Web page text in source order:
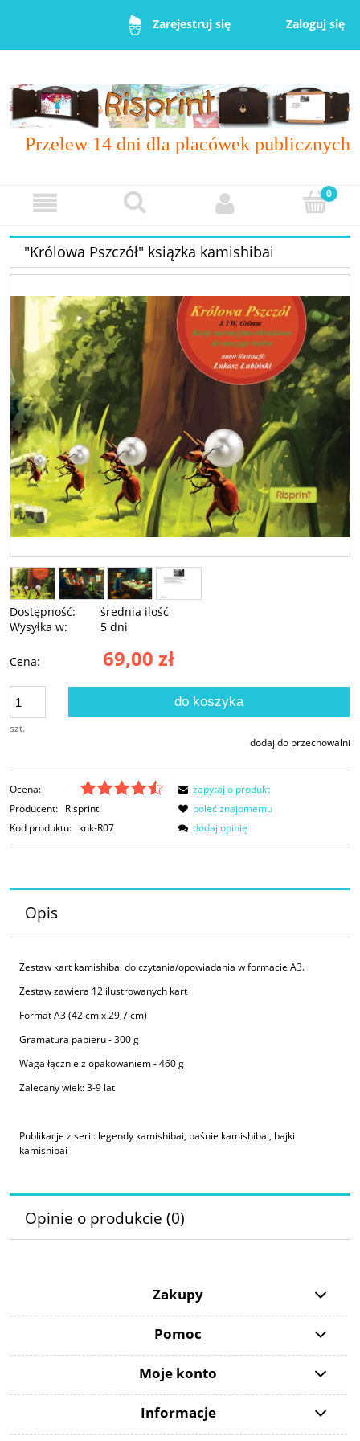
Zarejestruj się Zaloguj się
Przelew 14 dni dla placówek publicznych
"Królowa Pszczół" książka kamishibai
Dostępność:
średnia ilość
Wysyłka w:
5 dni
Cena: 69,00 zł
szt.
do koszyka
dodaj do przechowalni
Ocena:
Producent: Risprint
Kod produktu: knk-R07
zapytaj o produkt
poleć znajomemu
dodaj opinię
Opis
Zestaw kart kamishibai do czytania/opowiadania w formacie A3.
Zestaw zawiera 12 ilustrowanych kart
Format A3 (42 cm x 29,7 cm)
Gramatura papieru - 300 g
Waga łącznie z opakowaniem - 460 g
Zalecany wiek: 3-9 lat
Publikacje z serii: legendy kamishibai, baśnie kamishibai, bajki
kamishibai
Opinie o produkcie (0)
Zakupy
Pomoc
Moje konto
Informacje